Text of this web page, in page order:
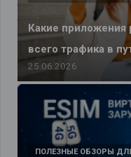
Какие
всего трафика в
25.06.2026
ПОЛЕЗНЫЕ ОБЗОРЫ